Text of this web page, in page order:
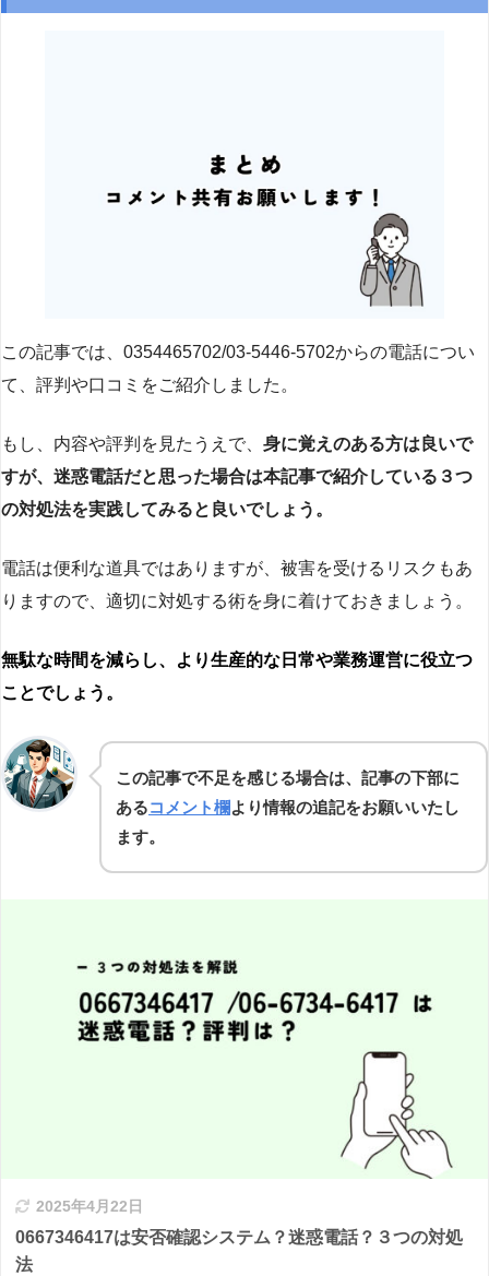
この記事では、0354465702/03-5446-5702からの電話につい
て、評判や口コミをご紹介しました。
もし、内容や評判を見たうえで、 身に覚えのある方は良いで
すが、迷惑電話だと思った場合は本記事で紹介している３つ
の対処法を実践してみると良いでしょう。
電話は便利な道具ではありますが、被害を受けるリスクもあ
りますので、適切に対処する術を身に着けておきましょう。
無駄な時間を減らし、より生産的な日常や業務運営に役立つ
ことでしょう。
この記事で不足を感じる場合は、記事の下部に
あるコメント欄より情報の追記をお願いいたし
ます。
2025年4月22日
0667346417は安否確認システム？迷惑電話？３つの対処
法